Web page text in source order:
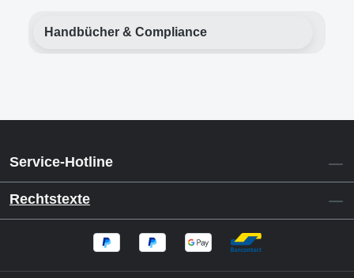
Handbücher & Compliance
Service-Hotline
Rechtstexte